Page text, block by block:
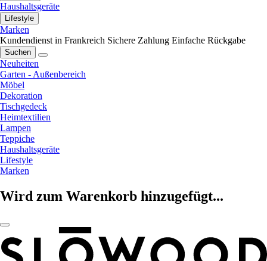
Haushaltsgeräte
Lifestyle
Marken
Kundendienst in Frankreich Sichere Zahlung Einfache Rückgabe
Suchen
Neuheiten
Garten - Außenbereich
Möbel
Dekoration
Tischgedeck
Heimtextilien
Lampen
Teppiche
Haushaltsgeräte
Lifestyle
Marken
Wird zum Warenkorb hinzugefügt...